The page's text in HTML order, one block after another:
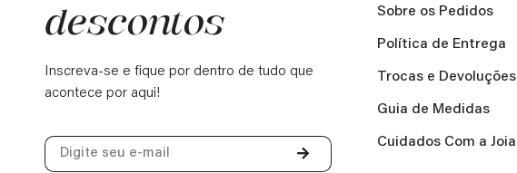
descontos
Inscreva-se e fique por dentro de tudo que
acontece por aqui!
Sobre os Pedidos
Política de Entrega
Trocas e Devoluções
Guia de Medidas
Cuidados Com a Joia